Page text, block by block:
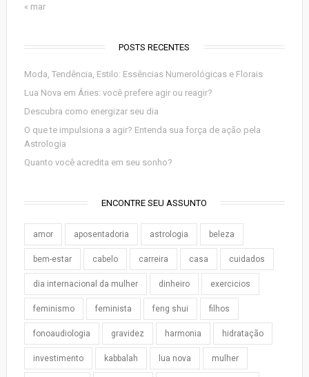
« mar
POSTS RECENTES
Moda, Tendência, Estilo: Essências Numerológicas e Florais
Lua Nova em Áries: você prefere agir ou reagir?
Descubra como energizar seu dia
O que te impulsiona a agir? Entenda sua força de ação pela
Astrologia
Quanto você acredita em seu sonho?
ENCONTRE SEU ASSUNTO
amor aposentadoria astrologia beleza
bem-estar cabelo carreira casa cuidados
dia internacional da mulher dinheiro exercicios
feminismo feminista feng shui filhos
fonoaudiologia gravidez harmonia hidratação
investimento kabbalah lua nova mulher